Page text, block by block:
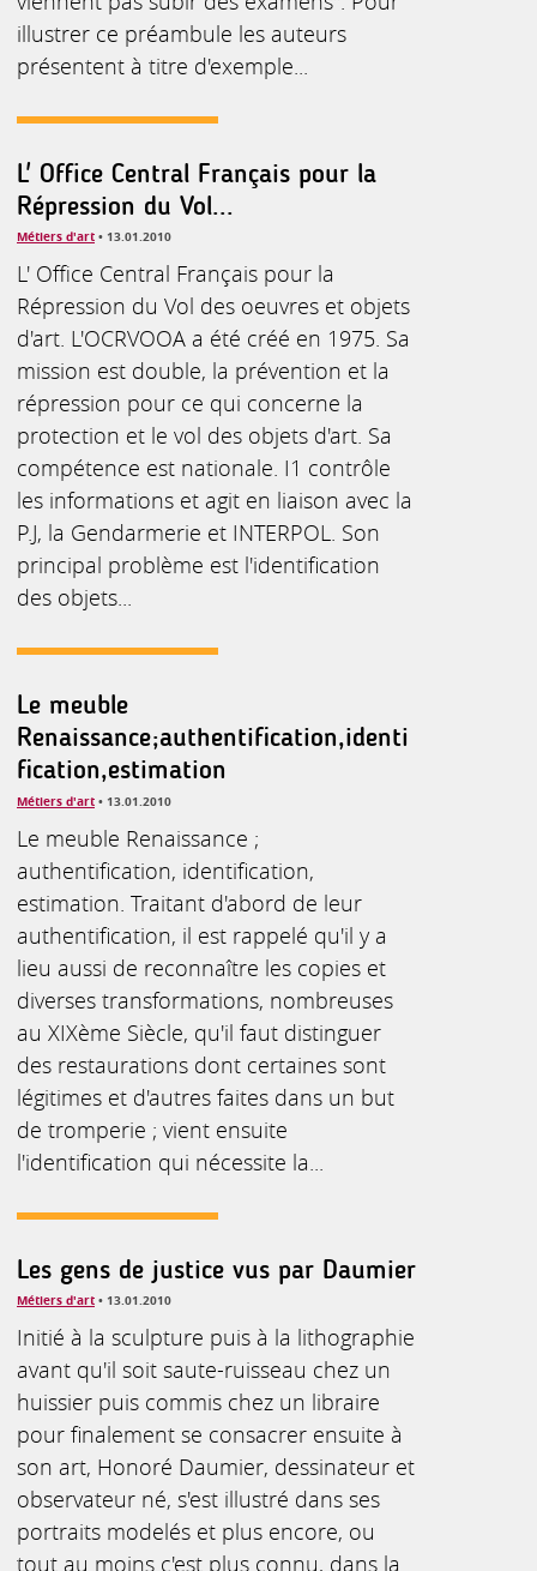
illustrer ce préambule les auteurs
présentent à titre d'exemple...
L' Office Central Français pour la
Répression du Vol...
Métiers d'art • 13.01.2010
L' Office Central Français pour la
Répression du Vol des oeuvres et objets
d'art. L'OCRVOOA a été créé en 1975. Sa
mission est double, la prévention et la
répression pour ce qui concerne la
protection et le vol des objets d'art. Sa
compétence est nationale. I1 contrôle
les informations et agit en liaison avec la
P.J, la Gendarmerie et INTERPOL. Son
principal problème est l'identification
des objets...
Le meuble
Renaissance;authentification,identi
fication,estimation
Métiers d'art • 13.01.2010
Le meuble Renaissance ;
authentification, identification,
estimation. Traitant d'abord de leur
authentification, il est rappelé qu'il y a
lieu aussi de reconnaître les copies et
diverses transformations, nombreuses
au XIXème Siècle, qu'il faut distinguer
des restaurations dont certaines sont
légitimes et d'autres faites dans un but
de tromperie ; vient ensuite
l'identification qui nécessite la...
Les gens de justice vus par Daumier
Métiers d'art • 13.01.2010
Initié à la sculpture puis à la lithographie
avant qu'il soit saute-ruisseau chez un
huissier puis commis chez un libraire
pour finalement se consacrer ensuite à
son art, Honoré Daumier, dessinateur et
observateur né, s'est illustré dans ses
portraits modelés et plus encore, ou
tout au moins c'est plus connu, dans la